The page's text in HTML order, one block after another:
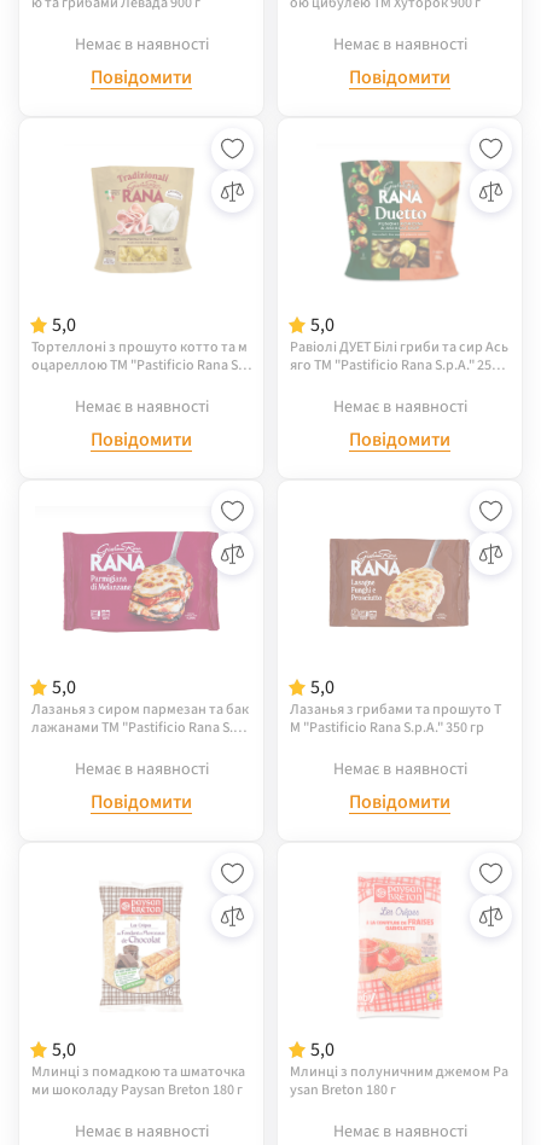
Немає в наявності
Повідомити
Немає в наявності
Повідомити
5,0
Тортеллоні з прошуто котто та м
оцареллою ТМ "Pastificio Rana S.
Немає в наявності
Повідомити
5,0
Равіолі ДУЕТ Білі гриби та сир Ась
яго ТМ "Pastificio Rana S.p.A." 250 г
Немає в наявності
Повідомити
5,0
Лазанья з сиром пармезан та бак
лажанами ТМ "Pastificio Rana S.p.
Немає в наявності
Повідомити
5,0
Лазанья з грибами та прошуто Т
М "Pastificio Rana S.p.A." 350 гр
Немає в наявності
Повідомити
5,0
Млинці з помадкою та шматочка
ми шоколаду Paysan Breton 180 г
Немає в наявності
5,0
Млинці з полуничним джемом Pa
ysan Breton 180 г
Немає в наявності